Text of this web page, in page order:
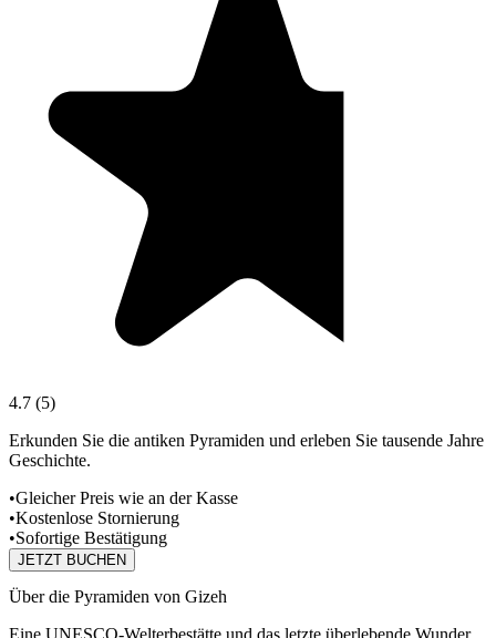
4.7 (5)
Erkunden Sie die antiken Pyramiden und erleben Sie tausende Jahre
Geschichte.
•Gleicher Preis wie an der Kasse
•Kostenlose Stornierung
•Sofortige Bestätigung
JETZT BUCHEN
Über die Pyramiden von Gizeh
Eine UNESCO-Welterbestätte und das letzte überlebende Wunder